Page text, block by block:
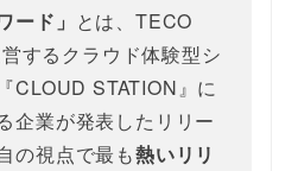
ード」 とは、TECO
するクラウド体験型シ
CLOUD STATION』に
企業が発表したリリー
の視点で最も熱いリリ